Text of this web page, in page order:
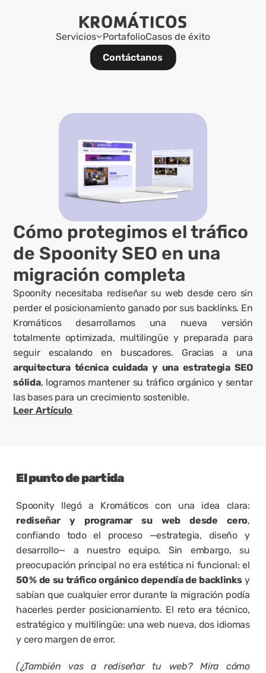
Servicios PortafolioCasos de éxito
Contáctanos
Cómo protegimos el tráfico
de Spoonity SEO en una
migración completa
Spoonity necesitaba rediseñar su web desde cero sin
perder el posicionamiento ganado por sus backlinks. En
Kromáticos desarrollamos una nueva versión
totalmente optimizada, multilingüe y preparada para
arquitectura técnica cuidada y una estrategia SEO
sólida, logramos mantener su tráfico orgánico y sentar
las bases para un crecimiento sostenible.
Leer Artículo
El punto de partida
rediseñar y programar su web desde cero,
confiando todo el proceso —estrategia, diseño y
desarrollo— a nuestro equipo. Sin embargo, su
50 % de su tráfico orgánico dependía de backlinks y
sabían que cualquier error durante la migración podía
hacerles perder posicionamiento. El reto era técnico,
estratégico y multilingüe: una web nueva, dos idiomas
y cero margen de error.
(¿También vas a rediseñar tu web? Mira cómo